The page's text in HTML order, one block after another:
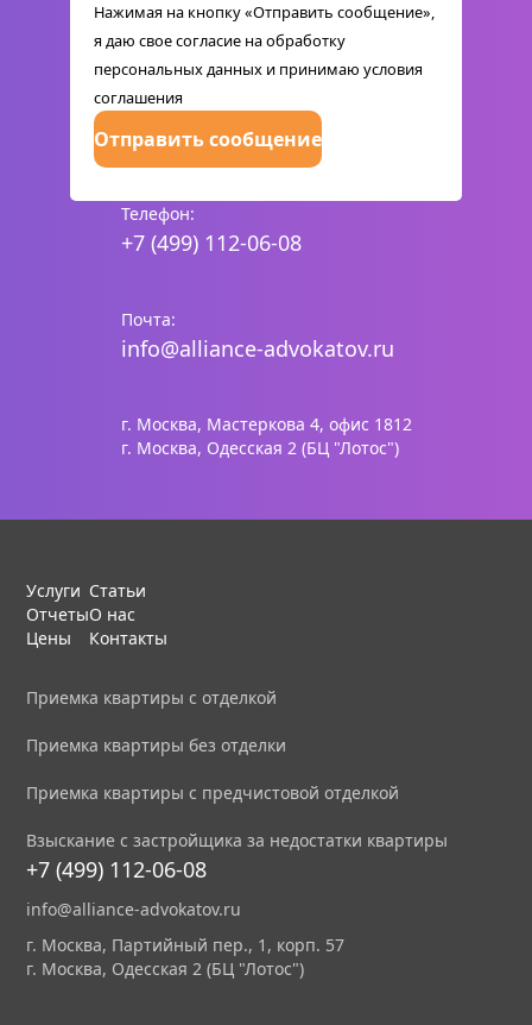
Нажимая на кнопку «Отправить сообщение»,
я даю свое согласие на обработку
персональных данных и принимаю условия
соглашения
Отправить сообщение
Телефон:
+7 (499) 112-06-08
Почта:
info@alliance-advokatov.ru
г. Москва, Мастеркова 4, офис 1812
г. Москва, Одесская 2 (БЦ "Лотос")
Услуги
Отчеты
Цены
Статьи
О нас
Контакты
Приемка квартиры с отделкой
Приемка квартиры без отделки
Приемка квартиры с предчистовой отделкой
Взыскание с застройщика за недостатки квартиры
+7 (499) 112-06-08
info@alliance-advokatov.ru
г. Москва, Партийный пер., 1, корп. 57
г. Москва, Одесская 2 (БЦ "Лотос")